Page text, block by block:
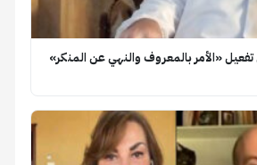
«الأمر بالمعروف والنهي عن المنكر»